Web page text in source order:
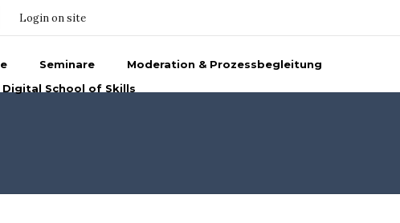
Login on site
Seminare
Moderation & Prozessbegleitung
Digital School of Skills